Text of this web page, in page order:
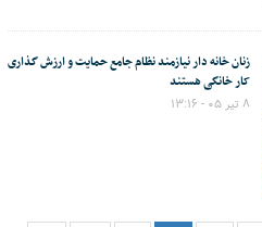
زنان خانه دار نیازمند نظام جامع حمایت و ارزش گذاری
کار خانگی هستند
۸ تیر ۰۵ - ۱۳:۱۶